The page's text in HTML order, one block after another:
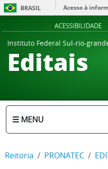
BRASIL
Acesso à
ACESSIBILIDADE
Instituto Federal Sul-rio-
Editais
☰ MENU
Reitoria PRONATEC